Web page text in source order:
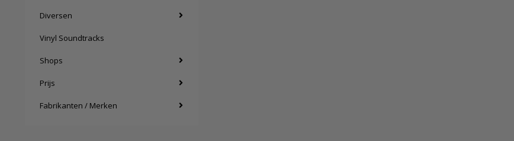
Diversen
Vinyl Soundtracks
Shops
Prijs
Fabrikanten / Merken